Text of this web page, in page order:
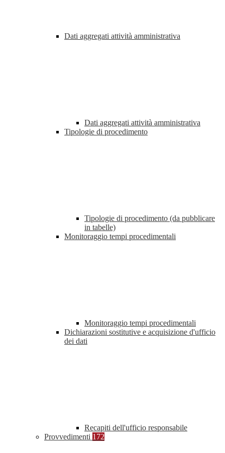
Dati aggregati attività amministrativa
Dati aggregati attività amministrativa
Tipologie di procedimento
Tipologie di procedimento (da pubblicare
in tabelle)
Monitoraggio tempi procedimentali
Monitoraggio tempi procedimentali
Dichiarazioni sostitutive e acquisizione d'ufficio
dei dati
Recapiti dell'ufficio responsabile
Provvedimenti 172